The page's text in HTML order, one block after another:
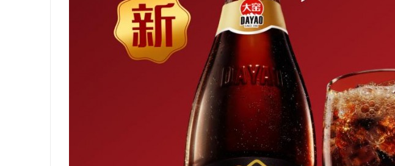
武汉配眼镜 上海配眼镜 武汉配眼镜 上海配眼镜